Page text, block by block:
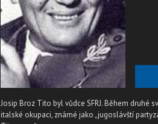
Josip Broz Tito byl vůdce SFRJ. Během
italské okupaci, známé jako „jugoslávští